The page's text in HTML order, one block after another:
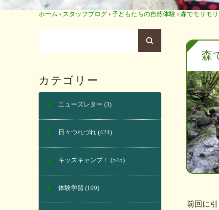
ホーム › スタッフブログ › 子どもたちの自然体験 › 森でモリモ
森
前回に
カテゴリー
ニューズレター (3)
日々つれづれ (424)
キッズキャンプ！ (545)
体験学習 (109)